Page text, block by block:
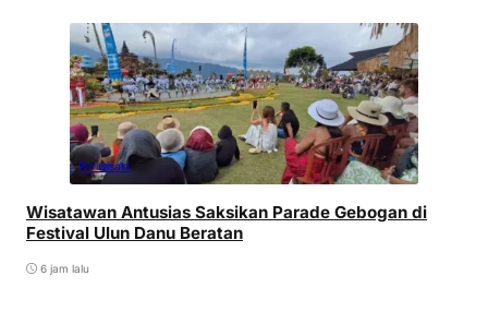
Pariwisata
Wisatawan Antusias Saksikan Parade Gebogan di
Festival Ulun Danu Beratan
6 jam lalu